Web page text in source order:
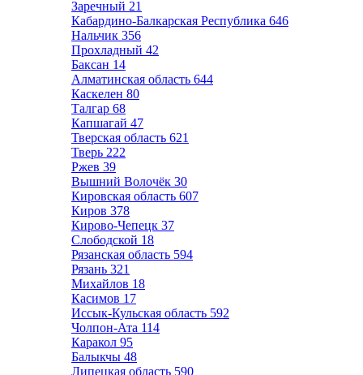
Заречный 21
Кабардино-Балкарская Республика 646
Нальчик 356
Прохладный 42
Баксан 14
Алматинская область 644
Каскелен 80
Талгар 68
Капшагай 47
Тверская область 621
Тверь 222
Ржев 39
Вышний Волочёк 30
Кировская область 607
Киров 378
Кирово-Чепецк 37
Слободской 18
Рязанская область 594
Рязань 321
Михайлов 18
Касимов 17
Иссык-Кульская область 592
Чолпон-Ата 114
Каракол 95
Балыкчы 48
Липецкая область 590